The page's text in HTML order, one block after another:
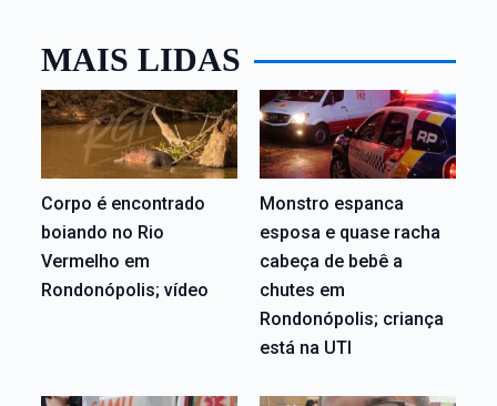
MAIS LIDAS
Corpo é encontrado
boiando no Rio
Vermelho em
Rondonópolis; vídeo
Monstro espanca
esposa e quase racha
cabeça de bebê a
chutes em
Rondonópolis; criança
está na UTI